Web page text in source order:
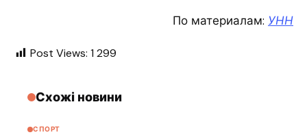
По материалам: УНН
Post Views: 1 299
Схожі новини
СПОРТ